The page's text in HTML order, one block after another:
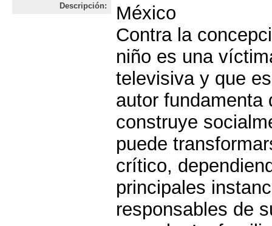
Descripción:
México
Contra la
niño es una
televisiva y que
autor fundamenta
construye
puede
crítico,
principales
responsables de